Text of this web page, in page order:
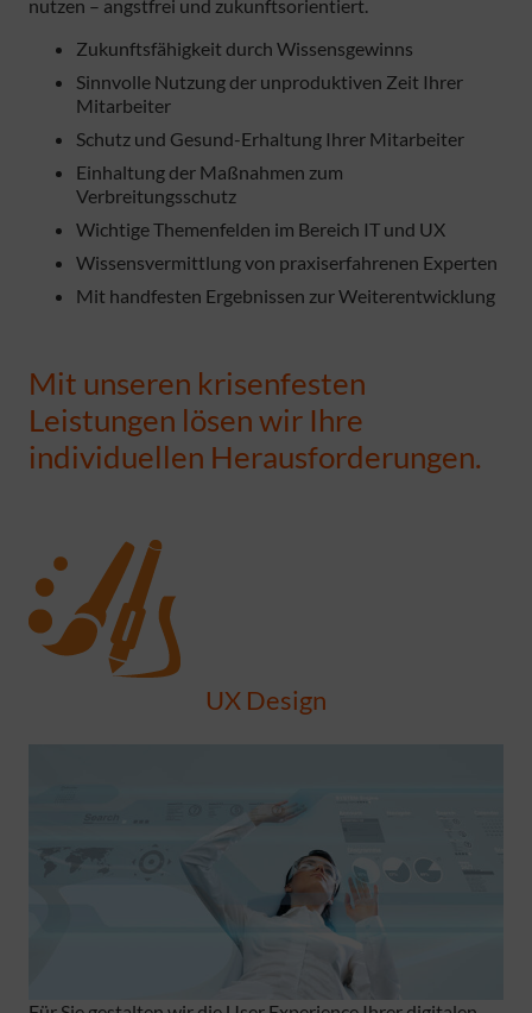
nutzen – angstfrei und zukunftsorientiert.
Zukunftsfähigkeit durch Wissensgewinns
Sinnvolle Nutzung der unproduktiven Zeit Ihrer
Mitarbeiter
Schutz und Gesund-Erhaltung Ihrer Mitarbeiter
Einhaltung der Maßnahmen zum
Verbreitungsschutz
Wichtige Themenfelden im Bereich IT und UX
Wissensvermittlung von praxiserfahrenen Experten
Mit handfesten Ergebnissen zur Weiterentwicklung
Mit unseren krisenfesten
Leistungen lösen wir Ihre
individuellen Herausforderungen.
UX Design